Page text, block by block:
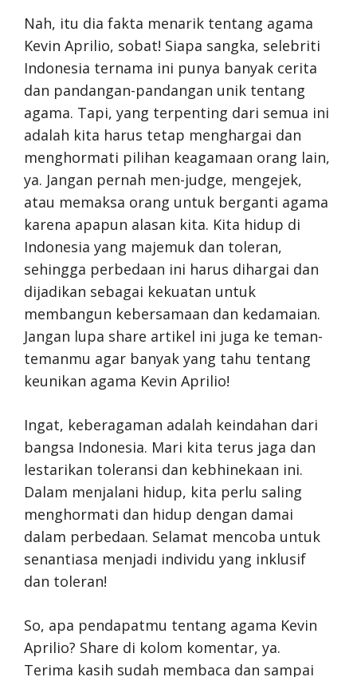
Nah, itu dia fakta menarik tentang agama
Kevin Aprilio, sobat! Siapa sangka, selebriti
Indonesia ternama ini punya banyak cerita
dan pandangan-pandangan unik tentang
agama. Tapi, yang terpenting dari semua ini
adalah kita harus tetap menghargai dan
menghormati pilihan keagamaan orang lain,
ya. Jangan pernah men-judge, mengejek,
atau memaksa orang untuk berganti agama
karena apapun alasan kita. Kita hidup di
Indonesia yang majemuk dan toleran,
sehingga perbedaan ini harus dihargai dan
dijadikan sebagai kekuatan untuk
membangun kebersamaan dan kedamaian.
Jangan lupa share artikel ini juga ke teman-
temanmu agar banyak yang tahu tentang
keunikan agama Kevin Aprilio!
Ingat, keberagaman adalah keindahan dari
bangsa Indonesia. Mari kita terus jaga dan
lestarikan toleransi dan kebhinekaan ini.
Dalam menjalani hidup, kita perlu saling
menghormati dan hidup dengan damai
dalam perbedaan. Selamat mencoba untuk
senantiasa menjadi individu yang inklusif
dan toleran!
So, apa pendapatmu tentang agama Kevin
Aprilio? Share di kolom komentar, ya.
Terima kasih sudah membaca dan sampai